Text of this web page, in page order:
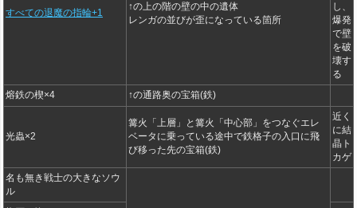
すべての退魔の指輪+1
↑の上の階の壁の中の遺体
レンガの並びが歪になっている箇所
し、
爆発
で壁
を破
壊す
る
熔鉄の楔×4
↑の通路奥の宝箱(鉄)
光蟲×2
篝火「上層」と篝火「中心部」をつなぐエレ
ベータに乗っている途中で鉄格子の入口に飛
び移った先の宝箱(鉄)
近く
に結
晶ト
カゲ
名も無き戦士の大きなソウ
ル